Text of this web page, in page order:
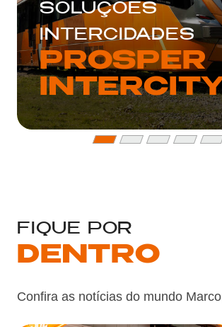
SOLUÇÕES
INTERCIDADES
PROSPER
FIQUE POR
DENTRO
Confira as notícias do mundo